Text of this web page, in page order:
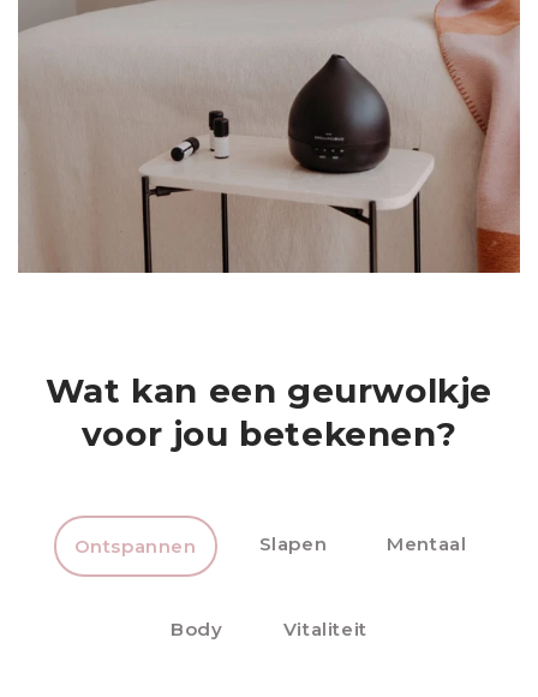
Wat kan een geurwolkje
voor jou betekenen?
Ontspannen Slapen Mentaal
Body Vitaliteit